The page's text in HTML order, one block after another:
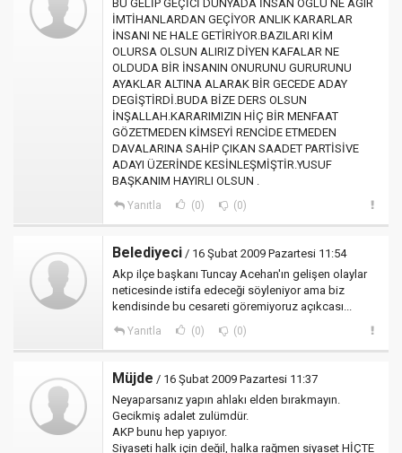
BU GELİP GEÇİCİ DÜNYADA İNSAN OGLU NE AGIR
İMTİHANLARDAN GEÇİYOR ANLIK KARARLAR
İNSANI NE HALE GETİRİYOR.BAZILARI KİM
OLURSA OLSUN ALIRIZ DİYEN KAFALAR NE
OLDUDA BİR İNSANIN ONURUNU GURURUNU
AYAKLAR ALTINA ALARAK BİR GECEDE ADAY
DEGİŞTİRDİ.BUDA BİZE DERS OLSUN
İNŞALLAH.KARARIMIZIN HİÇ BİR MENFAAT
GÖZETMEDEN KİMSEYİ RENCİDE ETMEDEN
DAVALARINA SAHİP ÇIKAN SAADET PARTİSİVE
ADAYI ÜZERİNDE KESİNLEŞMİŞTİR.YUSUF
BAŞKANIM HAYIRLI OLSUN .
Yanıtla (0) (0)
Belediyeci / 16 Şubat 2009 Pazartesi 11:54
Akp ilçe başkanı Tuncay Acehan'ın gelişen olaylar
neticesinde istifa edeceği söyleniyor ama biz
kendisinde bu cesareti göremiyoruz açıkcası...
Yanıtla (0) (0)
Müjde / 16 Şubat 2009 Pazartesi 11:37
Neyaparsanız yapın ahlakı elden bırakmayın.
Gecikmiş adalet zulümdür.
AKP bunu hep yapıyor.
Siyaseti halk için değil, halka rağmen siyaset HİÇTE